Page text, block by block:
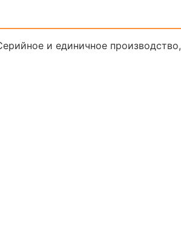
и единичное производство,